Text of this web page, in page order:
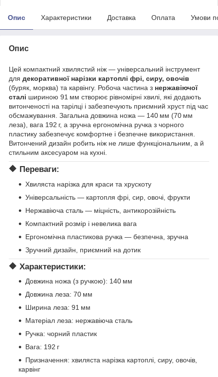
Опис Характеристики Доставка Оплата Умови
Опис
Цей компактний хвилястий ніж — універсальний інструмент
для декоративної нарізки картоплі фрі, сиру, овочів
(буряк, морква) та карвінгу. Робоча частина з нержавіючої
сталі шириною 91 мм створює рівномірні хвилі, які додають
витонченості на тарілці і забезпечують приємний хруст під час
обсмажування. Загальна довжина ножа — 140 мм (70 мм
леза), вага 192 г, а зручна ергономічна ручка з чорного
пластику забезпечує комфортне і безпечне використання.
Витончений дизайн робить ніж не лише функціональним, а й
стильним аксесуаром на кухні.
🔶 Переваги:
Хвиляста нарізка для краси та хрускоту
Універсальність — картопля фрі, сир, овочі, фрукти
Нержавіюча сталь — міцність, антикорозійність
Компактний розмір і невелика вага
Ергономічна пластикова ручка — безпечна, зручна
Зручний дизайн, приємний на дотик
🔶 Характеристики:
Довжина ножа (з ручкою): 140 мм
Довжина леза: 70 мм
Ширина леза: 91 мм
Матеріал леза: нержавіюча сталь
Ручка: чорний пластик
Вага: 192 г
Призначення: хвиляста нарізка картоплі, сиру, овочів,
карвінг